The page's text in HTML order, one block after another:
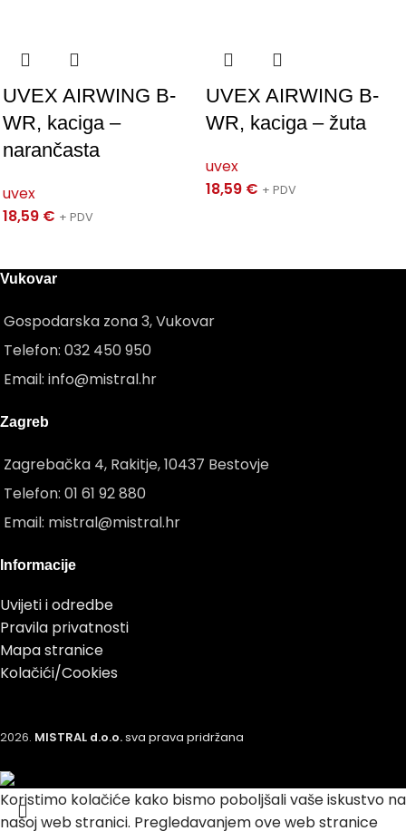
UVEX AIRWING B-
WR, kaciga –
narančasta
uvex
18,59 € + PDV
UVEX AIRWING B-
WR, kaciga – žuta
uvex
18,59 € + PDV
Vukovar
Gospodarska zona 3, Vukovar
Telefon: 032 450 950
Email: info@mistral.hr
Zagreb
Zagrebačka 4, Rakitje, 10437 Bestovje
Telefon: 01 61 92 880
Email: mistral@mistral.hr
Informacije
Uvijeti i odredbe
Pravila privatnosti
Mapa stranice
Kolačići/Cookies
2026. MISTRAL d.o.o.sva prava pridržana
Koristimo kolačiće kako bismo poboljšali vaše iskustvo na
našoj web stranici. Pregledavanjem ove web stranice